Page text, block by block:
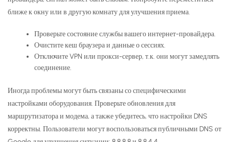
ближе к окну или в другую комнату для улучшения приема.
Проверьте состояние службы вашего интернет-провайдера.
Очистите кеш браузера и данные о сессиях.
Отключите VPN или прокси-сервер, т.к. они могут замедлять
соединение.
Иногда проблемы могут быть связаны со специфическими
настройками оборудования. Проверьте обновления для
маршрутизатора и модема, а также убедитесь, что настройки DNS
корректны. Пользователи могут воспользоваться публичными DNS от